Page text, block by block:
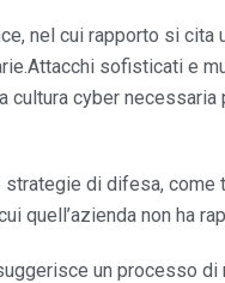
nel cui rapporto si cita
sofisticati e
cyber
di difesa,
quell’azienda non ha
un processo